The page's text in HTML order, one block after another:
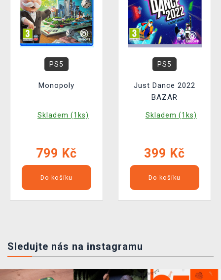
PS5
Monopoly
Skladem (1ks)
799 Kč
Do košíku
PS5
Just Dance 2022
BAZAR
Skladem (1ks)
399 Kč
Do košíku
Sledujte nás na instagramu